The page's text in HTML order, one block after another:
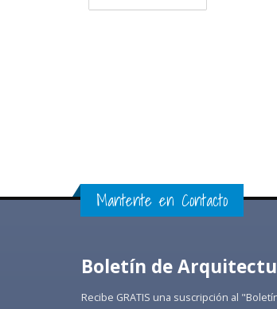
Mantente en Contacto
Boletín de
Recibe GRATIS una suscripción al